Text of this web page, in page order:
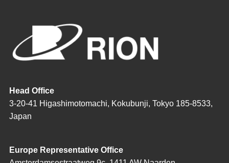
Head Office
3-20-41 Higashimotomachi, Kokubunji, Tokyo 185-8533,
Japan
Europe Representative Office